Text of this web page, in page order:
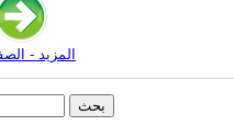
المزيد -